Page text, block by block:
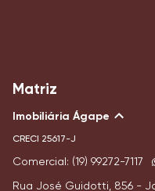
Matriz
Imobiliária Ágape
CRECI 25617-J
Comercial: (19) 99272-7117
Rua José Guidotti, 856 -